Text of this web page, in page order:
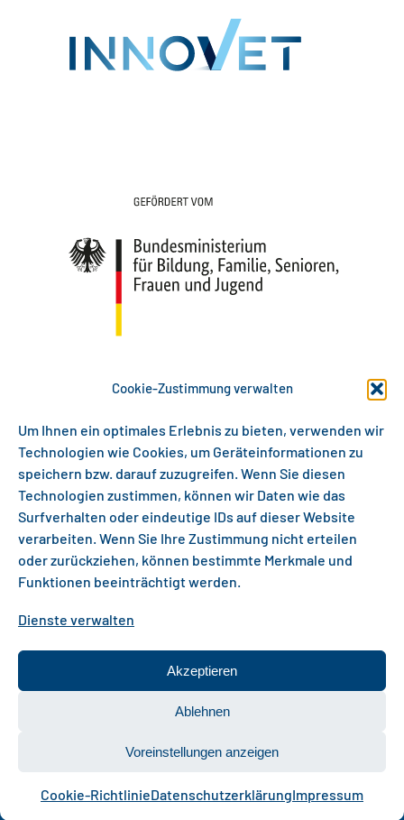
Cookie-Zustimmung verwalten
Um Ihnen ein optimales Erlebnis zu bieten, verwenden wir
Technologien wie Cookies, um Geräteinformationen zu
speichern bzw. darauf zuzugreifen. Wenn Sie diesen
Technologien zustimmen, können wir Daten wie das
Surfverhalten oder eindeutige IDs auf dieser Website
verarbeiten. Wenn Sie Ihre Zustimmung nicht erteilen
oder zurückziehen, können bestimmte Merkmale und
Funktionen beeinträchtigt werden.
Dienste verwalten
Akzeptieren
Ablehnen
Voreinstellungen anzeigen
Cookie-RichtlinieDatenschutzerklärungImpressum
Gefördert als InnoVET PLUS-Projekt aus Mitteln
Senioren, Frauen und Jugend.
Impressum
Datenschutz Barrierefreiheit